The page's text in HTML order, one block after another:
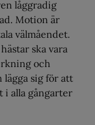
låggradig
Motion är
välmåendet.
ska vara
och
lägga sig för att
i alla gångarter